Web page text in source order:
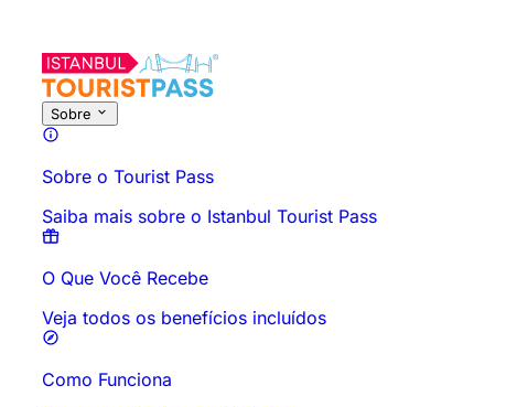
Sobre
Sobre o Tourist Pass
Saiba mais sobre o Istanbul Tourist Pass
O Que Você Recebe
Veja todos os benefícios incluídos
Como Funciona